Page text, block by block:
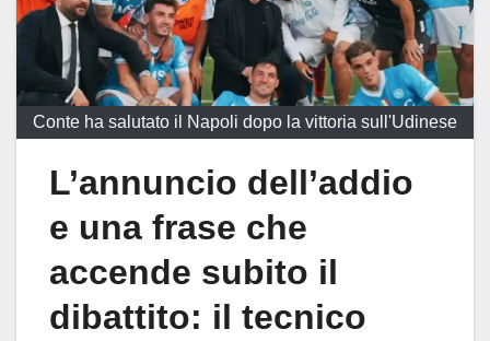
Conte ha salutato il Napoli dopo la vittoria sull'Udinese
L’annuncio dell’addio
e una frase che
accende subito il
dibattito: il tecnico